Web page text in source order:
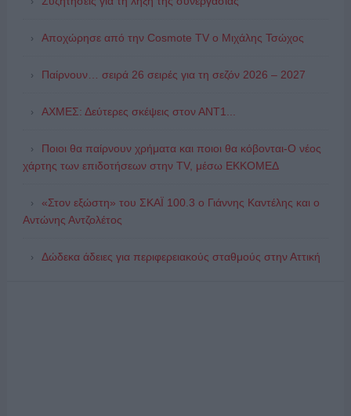
Αποχώρησε από την Cosmote TV o Μιχάλης Τσώχος
Παίρνουν… σειρά 26 σειρές για τη σεζόν 2026 – 2027
ΑΧΜΕΣ: Δεύτερες σκέψεις στον ΑΝΤ1...
Ποιοι θα παίρνουν χρήματα και ποιοι θα κόβονται-Ο νέος
χάρτης των επιδοτήσεων στην TV, μέσω ΕΚΚΟΜΕΔ
«Στον εξώστη» του ΣΚΑΪ 100.3 ο Γιάννης Καντέλης και ο
Αντώνης Αντζολέτος
Δώδεκα άδειες για περιφερειακούς σταθμούς στην Αττική